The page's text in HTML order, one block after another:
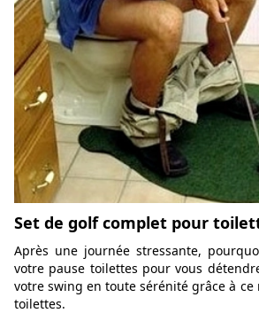
Set de golf complet pour
Après une journée stressante,
votre pause toilettes pour vous
votre swing en toute sérénité grâce à
toilettes.